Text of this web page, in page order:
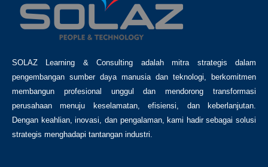
SOLAZ Learning & Consulting adalah mitra strategis dalam
pengembangan sumber daya manusia dan teknologi, berkomitmen
membangun profesional unggul dan mendorong transformasi
perusahaan menuju keselamatan, efisiensi, dan keberlanjutan.
Dengan keahlian, inovasi, dan pengalaman, kami hadir sebagai solusi
strategis menghadapi tantangan industri.